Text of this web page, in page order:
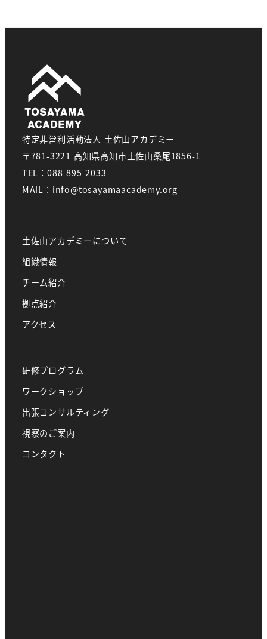
特定非営利活動法人 土佐山アカデミー
〒781-3221 高知県高知市土佐山桑尾1856-1
TEL：088-895-2033
MAIL：info@tosayamaacademy.org
土佐山アカデミーについて
組織情報
チーム紹介
拠点紹介
アクセス
研修プログラム
ワークショップ
出張コンサルティング
視察のご案内
コンタクト